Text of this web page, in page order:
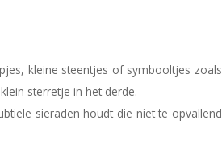
kleine steentjes of symbooltjes zoals
sterretje in het derde.
sieraden houdt die niet te opvallend